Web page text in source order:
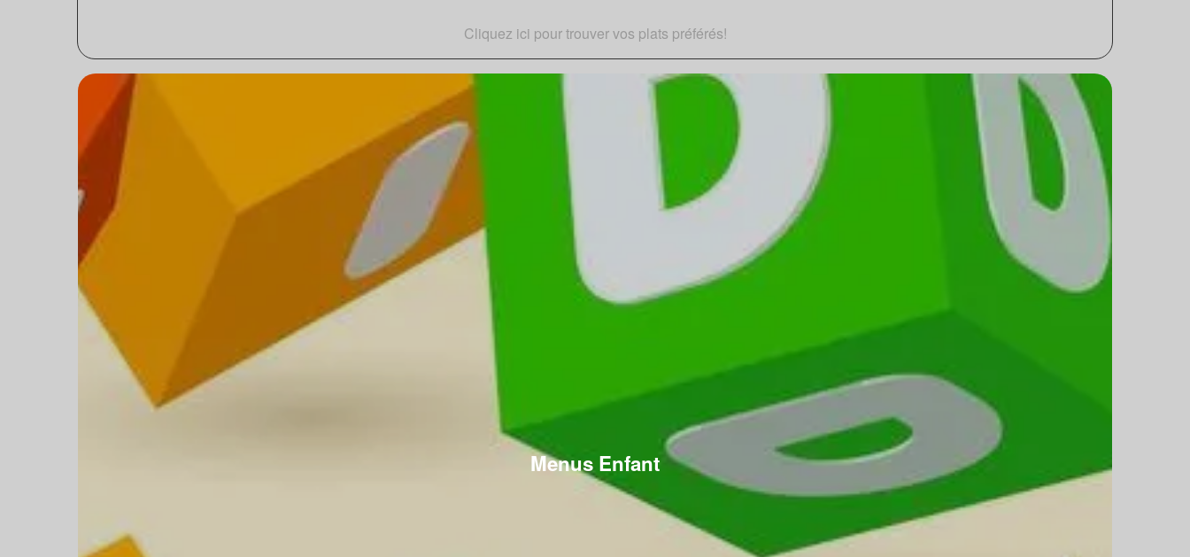
Cliquez ici pour trouver vos plats préférés!
Menus Enfant